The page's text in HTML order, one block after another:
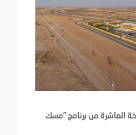
العاشرة من برنامج "مسك